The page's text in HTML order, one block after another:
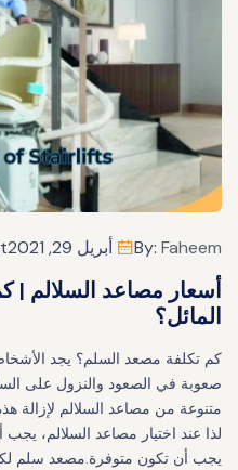
By: Faheem أبريل 29, 2021
أسعار مصاعد السلالم |
المائل؟
كم تكلفة مصعد السلم؟ يجد
متنوعة من مصاعد السلالم لإزالة
لذا عند اختيار مصاعد السلالم،
يجب أن تكون متوفرة.مصعد سلم